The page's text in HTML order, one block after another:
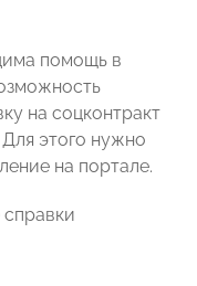
помощь в
на соцконтракт
этого нужно
на портале.